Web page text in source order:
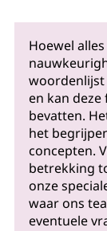
Hoewel
woordenlijst
en kan
bevatten.
het
concepten.
betrekking
onze
waar ons
eventuele